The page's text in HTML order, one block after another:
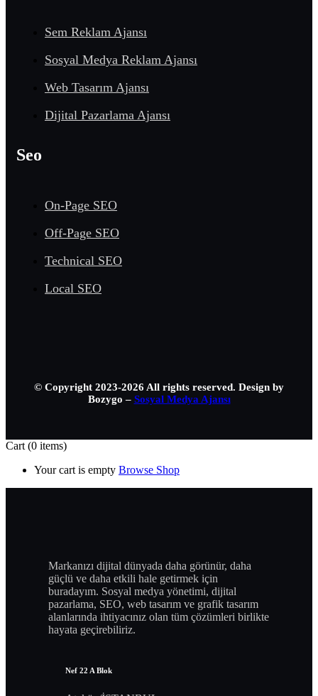
Sem Reklam Ajansı
Sosyal Medya Reklam Ajansı
Web Tasarım Ajansı
Dijital Pazarlama Ajansı
Seo
On-Page SEO
Off-Page SEO
Technical SEO
Local SEO
© Copyright 2023-2026 All rights reserved. Design by
Bozygo – Sosyal Medya Ajansı
Cart (0 items)
Your cart is empty Browse Shop
Markanızı dijital dünyada daha görünür, daha
güçlü ve daha etkili hale getirmek için
buradayım. Sosyal medya yönetimi, dijital
pazarlama, SEO, web tasarım ve grafik tasarım
alanlarında ihtiyacınız olan tüm çözümleri birlikte
hayata geçirebiliriz.
Nef 22 A Blok